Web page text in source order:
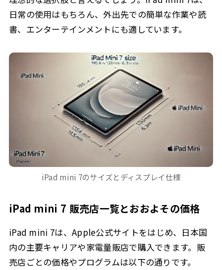
日常の使用はもちろん、外出先での簡単な作業や読
書、エンターテインメントにも適しています。
iPad mini 7のサイズとディスプレイ仕様
iPad mini 7 販売店一覧とおおよその価格
iPad mini 7は、Apple公式サイトをはじめ、日本国
内の主要キャリアや家電量販店で購入できます。販
売店ごとの価格やプログラムは以下の通りです。